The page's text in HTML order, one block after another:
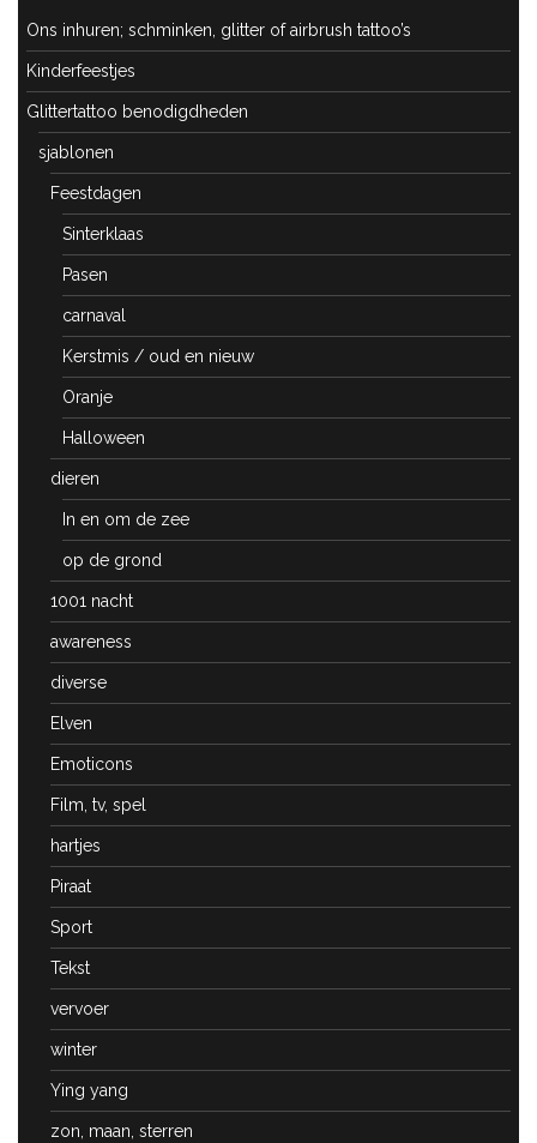
Ons inhuren; schminken, glitter of airbrush tattoo’s
Kinderfeestjes
Glittertattoo benodigdheden
sjablonen
Feestdagen
Sinterklaas
Pasen
carnaval
Kerstmis / oud en nieuw
Oranje
Halloween
dieren
In en om de zee
op de grond
1001 nacht
awareness
diverse
Elven
Emoticons
Film, tv, spel
hartjes
Piraat
Sport
Tekst
vervoer
winter
Ying yang
zon, maan, sterren